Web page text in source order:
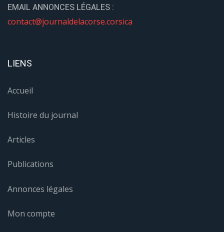
EMAIL ANNONCES LÉGALES :
contact@journaldelacorse.corsica
LIENS
Accueil
Histoire du journal
Articles
Publications
Annonces légales
Mon compte